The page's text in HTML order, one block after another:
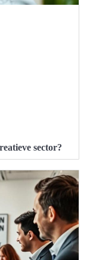
sector?